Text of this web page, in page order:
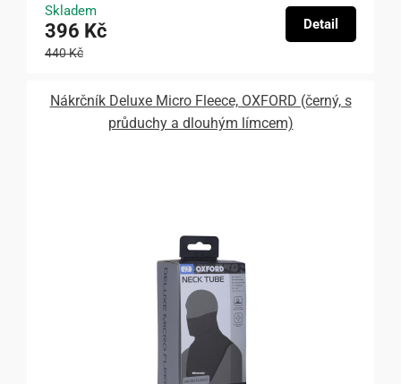
Skladem
396 Kč
440 Kč
Detail
Nákrčník Deluxe Micro Fleece, OXFORD (černý, s
průduchy a dlouhým límcem)